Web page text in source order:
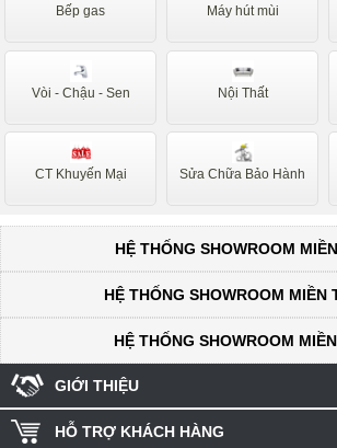
Bếp gas Máy hút mùi
Vòi - Chậu - Sen Nội Thất
CT Khuyến Mại Sửa Chữa Bảo Hành
HỆ THỐNG SHOWROOM
HỆ THỐNG SHOWROOM MIỀN
HỆ THỐNG SHOWROOM
GIỚI THIỆU
HỖ TRỢ KHÁCH HÀNG